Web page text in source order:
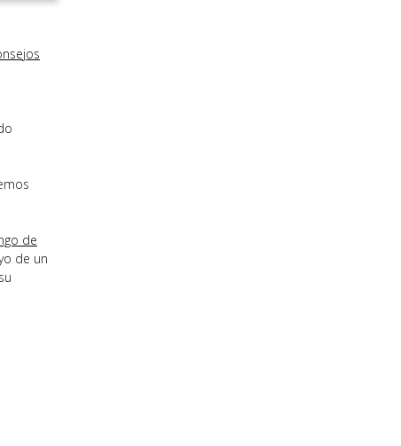
de
de un